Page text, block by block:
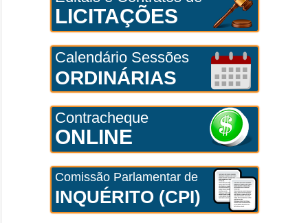
LICITAÇÕES
Calendário Sessões
ORDINÁRIAS
Contracheque
ONLINE
Comissão Parlamentar de
INQUÉRITO (CPI)